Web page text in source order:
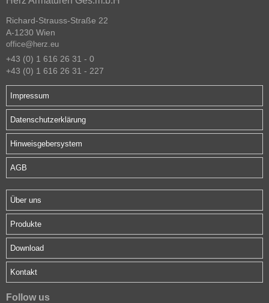
Richard-Strauss-Straße 22
A-1230 Wien
office@herz.eu
+43 (0) 1 616 26 31 - 0
+43 (0) 1 616 26 31 - 227
Impressum
Datenschutzerklärung
Hinweisgebersystem
AGB
Über uns
Produkte
Download
Kontakt
Follow us